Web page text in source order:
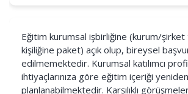
Eğitim kurumsal işbirliğine (kurum/şirket
kişiliğine paket) açık olup, bireysel
edilmemektedir. Kurumsal katılımcı
ihtiyaçlarınıza göre eğitim içeriği yeniden
planlanabilmektedir. Karşılıklı